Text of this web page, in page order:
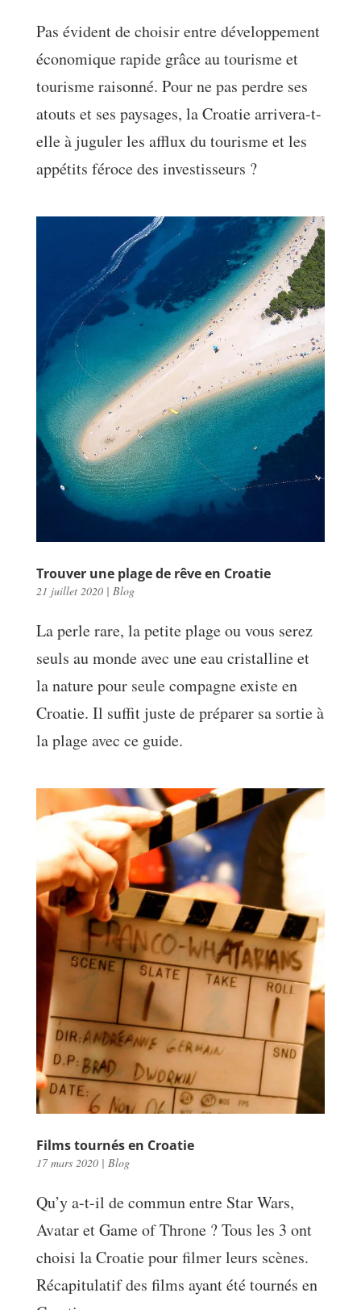
Pas évident de choisir entre développement
économique rapide grâce au tourisme et
tourisme raisonné. Pour ne pas perdre ses
atouts et ses paysages, la Croatie arrivera-t-
elle à juguler les afflux du tourisme et les
appétits féroce des investisseurs ?
Trouver une plage de rêve en Croatie
21 juillet 2020| Blog
La perle rare, la petite plage ou vous serez
seuls au monde avec une eau cristalline et
la nature pour seule compagne existe en
Croatie. Il suffit juste de préparer sa sortie à
la plage avec ce guide.
Films tournés en Croatie
17 mars 2020| Blog
Qu’y a-t-il de commun entre Star Wars,
Avatar et Game of Throne ? Tous les 3 ont
choisi la Croatie pour filmer leurs scènes.
Récapitulatif des films ayant été tournés en